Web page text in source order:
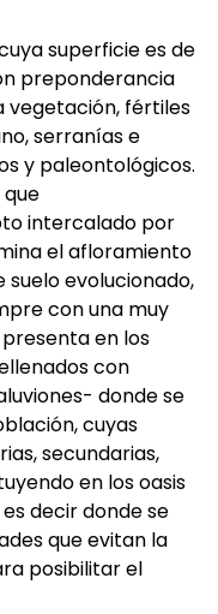
superficie es de
preponderancia
vegetación, fértiles
serranías e
y paleontológicos.
intercalado por
el afloramiento
evolucionado,
con una muy
en los
con
donde se
cuyas
secundarias,
en los oasis
decir donde se
que evitan la
posibilitar el